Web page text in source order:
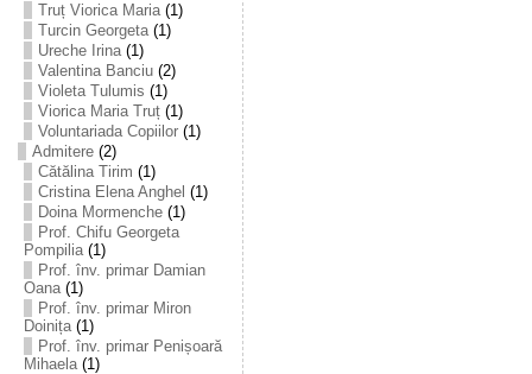
Truț Viorica Maria(1)
Turcin Georgeta(1)
Ureche Irina(1)
Valentina Banciu(2)
Violeta Tulumis (1)
Viorica Maria Truț(1)
Voluntariada Copiilor(1)
Admitere(2)
Cătălina Tirim (1)
Cristina Elena Anghel (1)
Doina Mormenche(1)
Prof. Chifu Georgeta
Pompilia(1)
Prof. înv. primar Damian
Oana(1)
Prof. înv. primar Miron
Doinița(1)
Prof. înv. primar Penișoară
Mihaela(1)